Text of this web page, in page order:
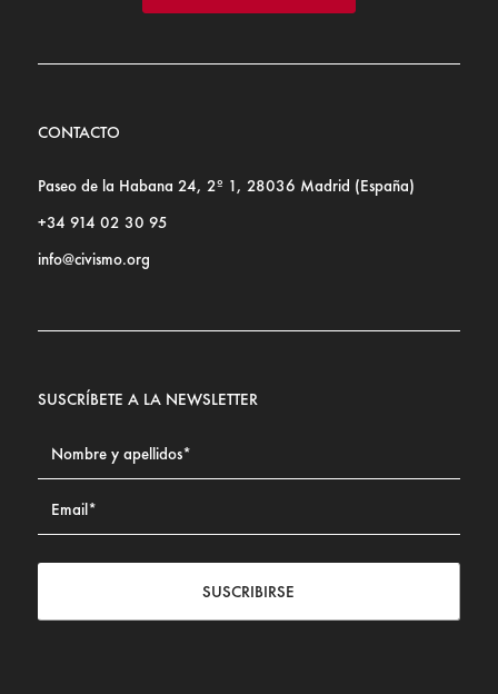
CONTACTO
Paseo de la Habana 24, 2º 1, 28036 Madrid (España)
+34 914 02 30 95
info@civismo.org
SUSCRÍBETE A LA NEWSLETTER
SUSCRIBIRSE